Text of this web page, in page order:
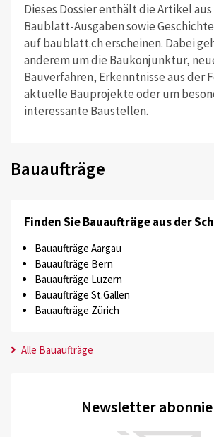
Dieses Dossier enthält die Artikel
Baublatt-Ausgaben sowie
auf baublatt.ch erscheinen. Dabei
anderem um die Baukonjunktur,
Bauverfahren, Erkenntnisse aus der
aktuelle Bauprojekte oder um
interessante Baustellen.
Bauaufträge
Finden Sie Bauaufträge aus der
Bauaufträge Aargau
Bauaufträge Bern
Bauaufträge Luzern
Bauaufträge St.Gallen
Bauaufträge Zürich
Alle Bauaufträge
Newsletter